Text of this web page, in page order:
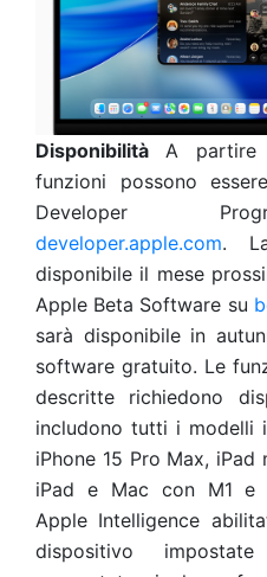
Disponibilità A partire
funzioni possono
Developer
developer.apple.com.
disponibile il mese
Apple Beta Software su
sarà disponibile in
software gratuito. Le
descritte richiedono
includono tutti i modelli
iPhone 15 Pro Max,
iPad e Mac con M1 e
Apple Intelligence
dispositivo